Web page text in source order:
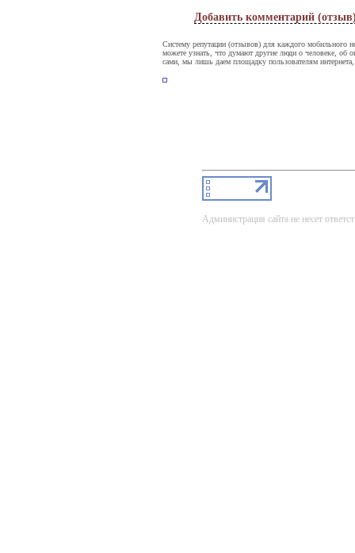
Добавить комментарий
Систему репутации (отзывов) для каждого
можете узнать, что думают другие люди о человеке, об
сами, мы лишь даем площадку пользователям
Администрация сайта не несет